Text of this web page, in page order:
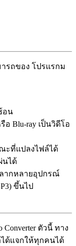
ารถของ โปรแรกม
อน
อ Blu-ray เป็นวิดีโอ
ณะที่แปลงไฟล์ได้
นได้
ากหลายอุปกรณ์
ขึ้นไป
Converter ตัวนี้ ทาง
ได้แจกให้ทุกคนได้